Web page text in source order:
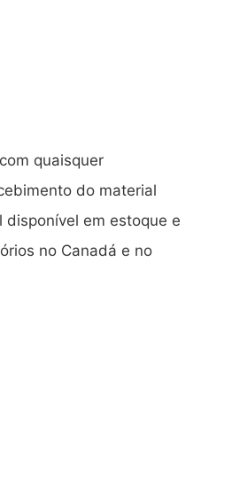
quaisquer
do material
em estoque e
no Canadá e no